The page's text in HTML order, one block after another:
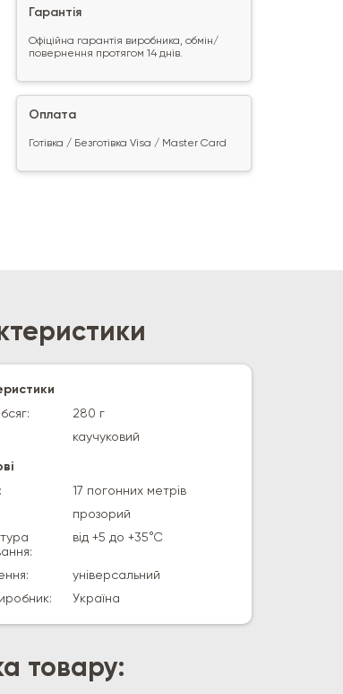
Гарантія
Офіційна гарантія виробника, обмін/
повернення протягом 14 днів.
Оплата
Готівка / Безготівка Visa / Master Card
280 г
каучуковий
17 погонних метрів
прозорий
від +5 до +35°С
універсальний
Україна
товару: